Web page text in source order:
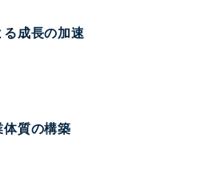
る成長の加速
体質の構築